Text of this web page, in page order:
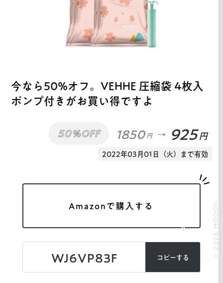
今なら50%オフ。VEHHE 圧縮袋 4枚入
ポンプ付きがお買い得ですよ
50%OFF 1850 円 925 円
2022年03月01日（火）まで有効
Amazonで購入する
WJ6VP83F コピーする © 2026 MOOOII.